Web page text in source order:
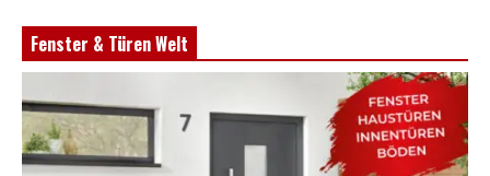
Fenster & Türen Welt